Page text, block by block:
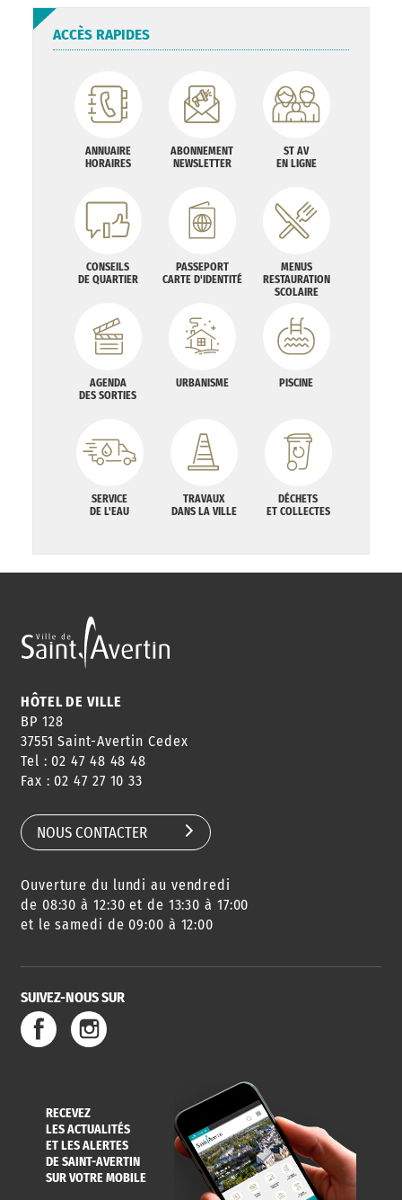
ACCÈS RAPIDES
ANNUAIRE
HORAIRES
ABONNEMENT
NEWSLETTER
ST AV
EN LIGNE
CONSEILS
DE QUARTIER
PASSEPORT
CARTE D'IDENTITÉ
MENUS
RESTAURATION
SCOLAIRE
AGENDA
DES SORTIES
URBANISME PISCINE
SERVICE
DE L'EAU
TRAVAUX
DANS LA VILLE
DÉCHETS
ET COLLECTES
HÔTEL DE VILLE
BP 128
37551 Saint-Avertin Cedex
Tel : 02 47 48 48 48
Fax : 02 47 27 10 33
NOUS CONTACTER
Ouverture du lundi au vendredi
de 08:30 à 12:30 et de 13:30 à 17:00
et le samedi de 09:00 à 12:00
SUIVEZ-NOUS SUR
RECEVEZ
LES ACTUALITÉS
ET LES ALERTES
DE SAINT-AVERTIN
SUR VOTRE MOBILE